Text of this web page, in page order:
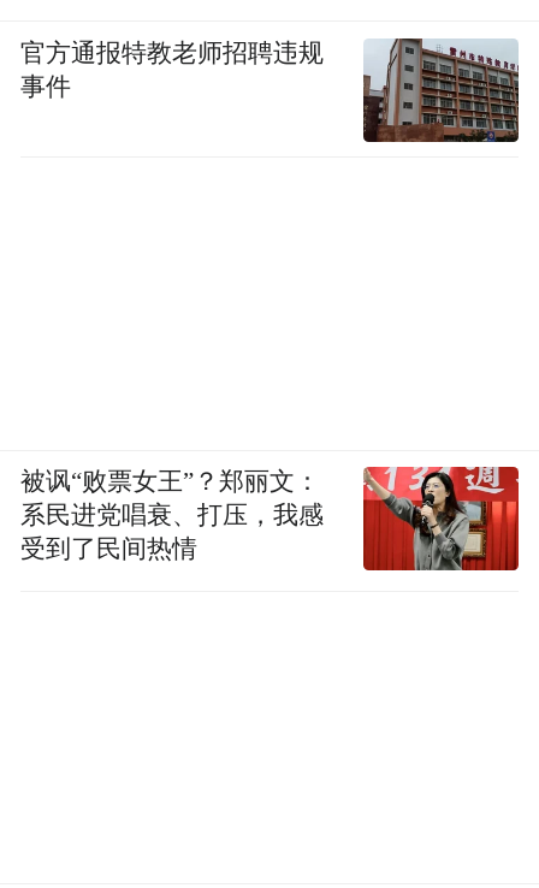
官方通报特教老师招聘违规
事件
被讽“败票女王”？郑丽文：
系民进党唱衰、打压，我感
受到了民间热情